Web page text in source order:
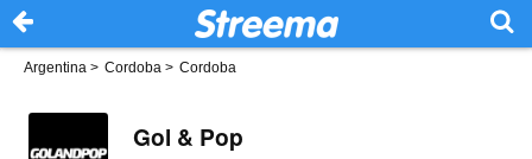
Argentina > Cordoba > Cordoba
Gol & Pop